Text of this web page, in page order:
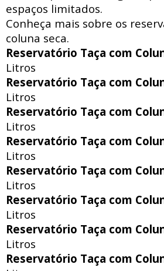
espaços limitados.
Conheça mais sobre os
coluna seca.
Reservatório Taça com
Litros
Reservatório Taça com
Litros
Reservatório Taça com
Litros
Reservatório Taça com
Litros
Reservatório Taça com
Litros
Reservatório Taça com
Litros
Reservatório Taça com
Litros
Reservatório Taça com